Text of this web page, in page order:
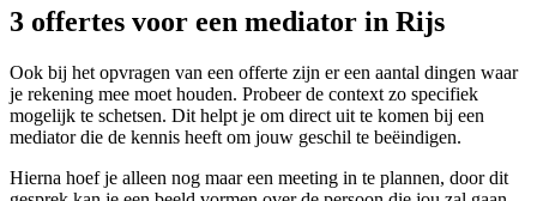
3 offertes voor een mediator in Rijs
Ook bij het opvragen van een offerte zijn er een aantal dingen waar
je rekening mee moet houden. Probeer de context zo specifiek
mogelijk te schetsen. Dit helpt je om direct uit te komen bij een
mediator die de kennis heeft om jouw geschil te beëindigen.
Hierna hoef je alleen nog maar een meeting in te plannen, door dit